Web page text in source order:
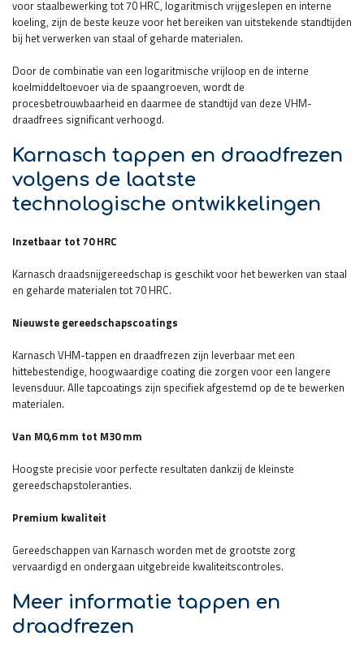
voor staalbewerking tot 70 HRC, logaritmisch vrijgeslepen en interne
koeling, zijn de beste keuze voor het bereiken van uitstekende standtijden
bij het verwerken van staal of geharde materialen.
Door de combinatie van een logaritmische vrijloop en de interne
koelmiddeltoevoer via de spaangroeven, wordt de
procesbetrouwbaarheid en daarmee de standtijd van deze VHM-
draadfrees significant verhoogd.
Karnasch tappen en draadfrezen
volgens de laatste
technologische ontwikkelingen
Inzetbaar tot 70 HRC
Karnasch draadsnijgereedschap is geschikt voor het bewerken van staal
en geharde materialen tot 70 HRC.
Nieuwste gereedschapscoatings
Karnasch VHM-tappen en draadfrezen zijn leverbaar met een
hittebestendige, hoogwaardige coating die zorgen voor een langere
levensduur. Alle tapcoatings zijn specifiek afgestemd op de te bewerken
materialen.
Van M0,6 mm tot M30 mm
Hoogste precisie voor perfecte resultaten dankzij de kleinste
gereedschapstoleranties.
Premium kwaliteit
Gereedschappen van Karnasch worden met de grootste zorg
vervaardigd en ondergaan uitgebreide kwaliteitscontroles.
Meer informatie tappen en
draadfrezen